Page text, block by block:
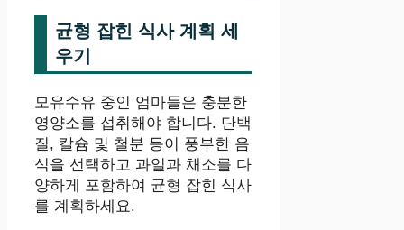
균형 잡힌 식사 계획 세
우기
모유수유 중인 엄마들은 충분한
영양소를 섭취해야 합니다. 단백
질, 칼슘 및 철분 등이 풍부한 음
식을 선택하고 과일과 채소를 다
양하게 포함하여 균형 잡힌 식사
를 계획하세요.